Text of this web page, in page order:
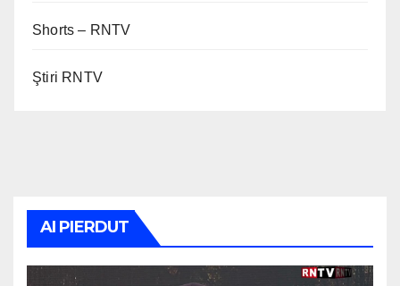
Shorts – RNTV
Ştiri RNTV
AI PIERDUT